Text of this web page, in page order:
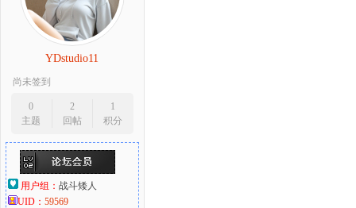
YDstudio11
尚未签到
0
主题
2
回帖
1
积分
用户组： 战斗矮人
UID： 59569